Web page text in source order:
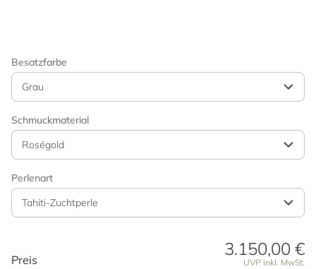
Besatzfarbe
Grau
Schmuckmaterial
Roségold
Perlenart
Tahiti-Zuchtperle
Preisinformationen
Preis
3.150,00 €
UVP inkl. MwSt.